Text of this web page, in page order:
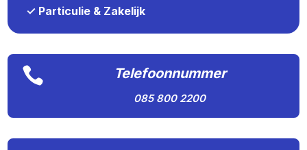
✓ Particulie & Zakelijk
 Telefoonnummer
085 800 2200